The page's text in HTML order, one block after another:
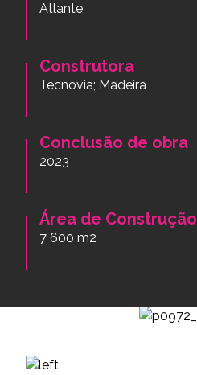
Atlante
Construtora
Tecnovia; Madeira
Conclusão de obra
2023
Área de Construção
7 600 m2